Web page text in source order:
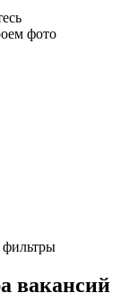
фото
фильтры
вакансий